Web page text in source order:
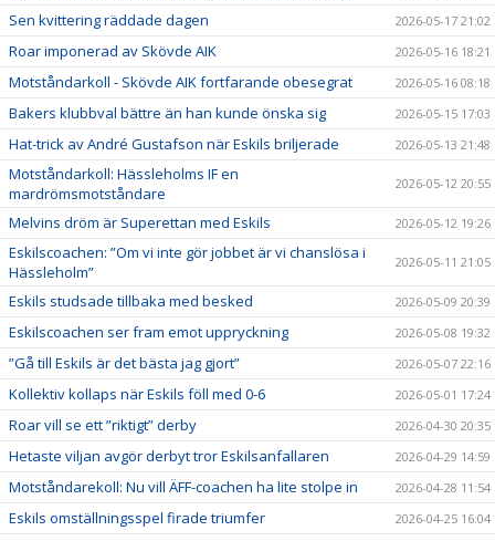
Sen kvittering räddade dagen 2026-05-17 21:02
Roar imponerad av Skövde AIK 2026-05-16 18:21
Motståndarkoll - Skövde AIK fortfarande obesegrat 2026-05-16 08:18
Bakers klubbval bättre än han kunde önska sig 2026-05-15 17:03
Hat-trick av André Gustafson när Eskils briljerade 2026-05-13 21:48
Motståndarkoll: Hässleholms IF en
mardrömsmotståndare
2026-05-12 20:55
Melvins dröm är Superettan med Eskils 2026-05-12 19:26
Eskilscoachen: ”Om vi inte gör jobbet är vi chanslösa i
Hässleholm”
2026-05-11 21:05
Eskils studsade tillbaka med besked 2026-05-09 20:39
Eskilscoachen ser fram emot uppryckning 2026-05-08 19:32
”Gå till Eskils är det bästa jag gjort” 2026-05-07 22:16
Kollektiv kollaps när Eskils föll med 0-6 2026-05-01 17:24
Roar vill se ett ”riktigt” derby 2026-04-30 20:35
Hetaste viljan avgör derbyt tror Eskilsanfallaren 2026-04-29 14:59
Motståndarekoll: Nu vill ÄFF-coachen ha lite stolpe in 2026-04-28 11:54
Eskils omställningsspel firade triumfer 2026-04-25 16:04